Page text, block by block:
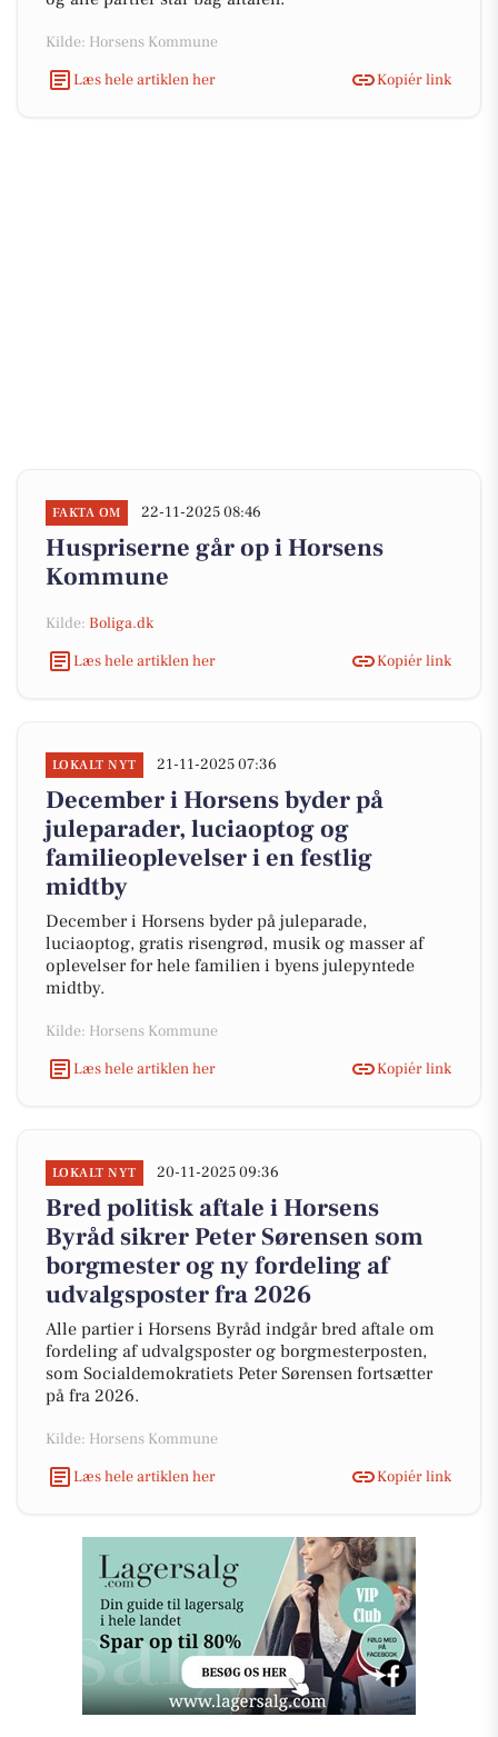
Kilde: Horsens Kommune
Læs hele artiklen her
Kopiér link
FAKTA OM 22-11-2025 08:46
Huspriserne går op i Horsens
Kommune
Kilde: Boliga.dk
Læs hele artiklen her
Kopiér link
LOKALT NYT 21-11-2025 07:36
December i Horsens byder på
juleparader, luciaoptog og
familieoplevelser i en festlig
midtby
December i Horsens byder på juleparade,
luciaoptog, gratis risengrød, musik og masser af
oplevelser for hele familien i byens julepyntede
midtby.
Kilde: Horsens Kommune
Læs hele artiklen her
Kopiér link
LOKALT NYT 20-11-2025 09:36
Bred politisk aftale i Horsens
Byråd sikrer Peter Sørensen som
borgmester og ny fordeling af
udvalgsposter fra 2026
Alle partier i Horsens Byråd indgår bred aftale om
fordeling af udvalgsposter og borgmesterposten,
som Socialdemokratiets Peter Sørensen fortsætter
på fra 2026.
Kilde: Horsens Kommune
Læs hele artiklen her
Kopiér link